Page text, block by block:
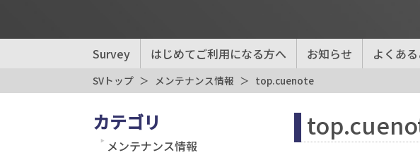
Survey はじめてご利用になる方へ お知らせ よくあ
SVトップ メンテナンス情報 top.cuenote
カテゴリ
メンテナンス情報